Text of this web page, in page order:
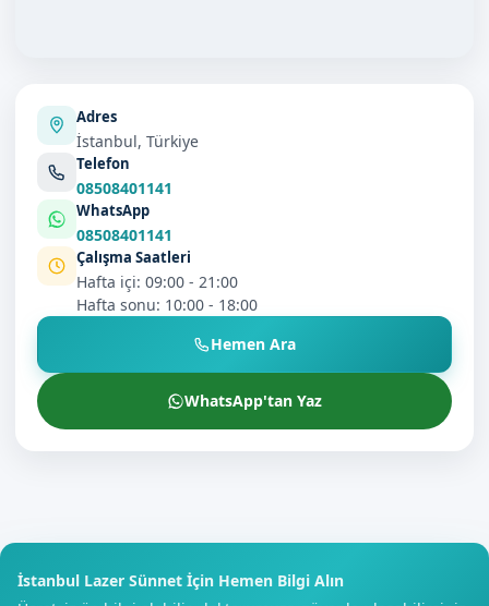
Adres
İstanbul, Türkiye
Telefon
08508401141
WhatsApp
08508401141
Çalışma Saatleri
Hafta içi: 09:00 - 21:00
Hafta sonu: 10:00 - 18:00
Hemen Ara
WhatsApp'tan Yaz
İstanbul Lazer Sünnet İçin Hemen Bilgi Alın